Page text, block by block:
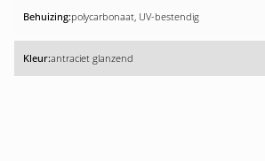
polycarbonaat, UV-bestendig
antraciet glanzend